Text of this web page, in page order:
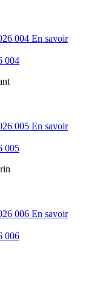
En savoir
004
En savoir
005
En savoir
006